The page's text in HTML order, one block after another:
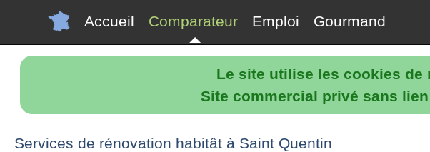
Le site utilise les cookies de
Site commercial privé sans
Accueil Comparateur Emploi Gourmand
Services de rénovation habitât à Saint Quentin